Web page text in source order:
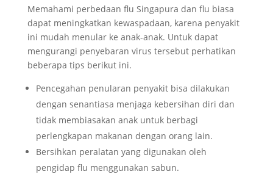
Memahami perbedaan flu Singapura dan flu biasa
dapat meningkatkan kewaspadaan, karena penyakit
ini mudah menular ke anak-anak. Untuk dapat
mengurangi penyebaran virus tersebut perhatikan
beberapa tips berikut ini.
Pencegahan penularan penyakit bisa dilakukan
dengan senantiasa menjaga kebersihan diri dan
tidak membiasakan anak untuk berbagi
perlengkapan makanan dengan orang lain.
Bersihkan peralatan yang digunakan oleh
pengidap flu menggunakan sabun.